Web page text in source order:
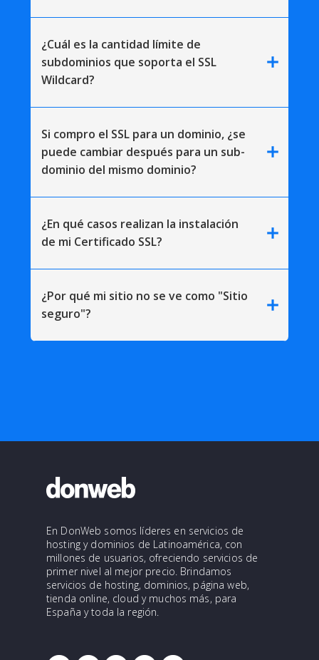
¿Cuál es la cantidad límite de
subdominios que soporta el SSL
Wildcard?
add
Si compro el SSL para un dominio, ¿se
puede cambiar después para un sub-
dominio del mismo dominio?
add
¿En qué casos realizan la instalación
de mi Certificado SSL?
add
¿Por qué mi sitio no se ve como "Sitio
seguro"?
add
En DonWeb somos líderes en servicios de
hosting y dominios de Latinoamérica, con
millones de usuarios, ofreciendo servicios de
primer nivel al mejor precio. Brindamos
servicios de hosting, dominios, página web,
tienda online, cloud y muchos más, para
España y toda la región.